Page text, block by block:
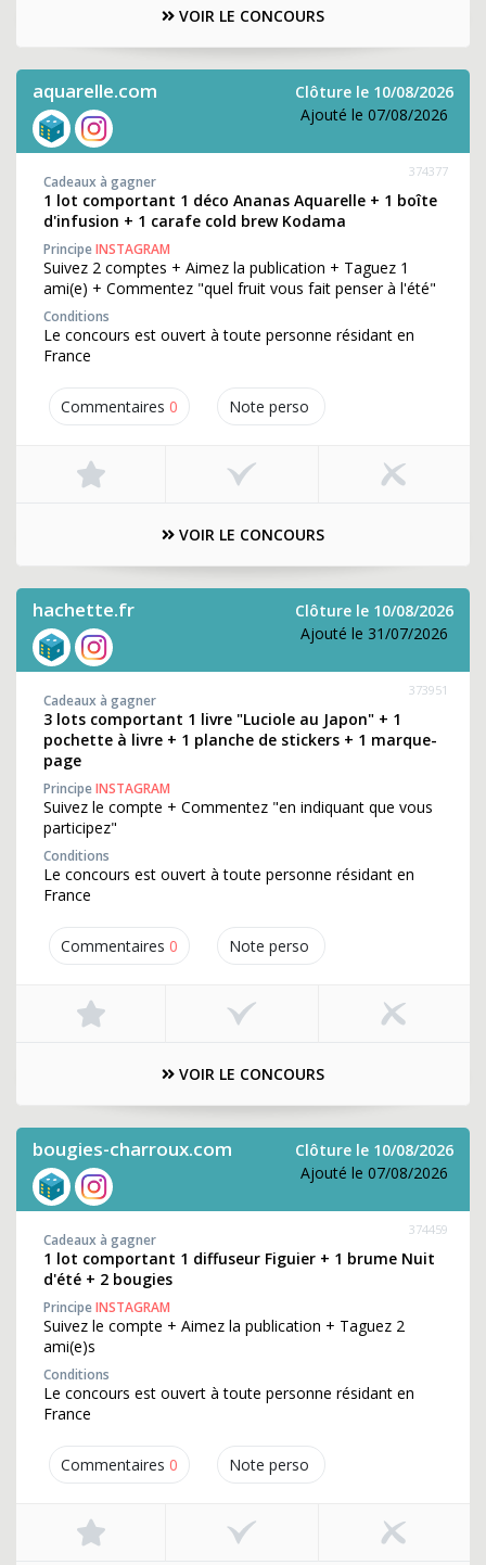
VOIR LE CONCOURS
aquarelle.com
Clôture le 10/08/2026
Ajouté le 07/08/2026
Commentaires 0 Note perso
374377
Cadeaux à gagner
1 lot comportant 1 déco Ananas Aquarelle + 1 boîte
d'infusion + 1 carafe cold brew Kodama
PrincipeINSTAGRAM
Suivez 2 comptes + Aimez la publication + Taguez 1
ami(e) + Commentez "quel fruit vous fait penser à l'été"
Conditions
Le concours est ouvert à toute personne résidant en
France
VOIR LE CONCOURS
hachette.fr
Clôture le 10/08/2026
Ajouté le 31/07/2026
Commentaires 0 Note perso
373951
Cadeaux à gagner
3 lots comportant 1 livre "Luciole au Japon" + 1
pochette à livre + 1 planche de stickers + 1 marque-
page
PrincipeINSTAGRAM
Suivez le compte + Commentez "en indiquant que vous
participez"
Conditions
Le concours est ouvert à toute personne résidant en
France
VOIR LE CONCOURS
bougies-charroux.com
Clôture le 10/08/2026
Ajouté le 07/08/2026
Commentaires 0 Note perso
374459
Cadeaux à gagner
1 lot comportant 1 diffuseur Figuier + 1 brume Nuit
d'été + 2 bougies
PrincipeINSTAGRAM
Suivez le compte + Aimez la publication + Taguez 2
ami(e)s
Conditions
Le concours est ouvert à toute personne résidant en
France